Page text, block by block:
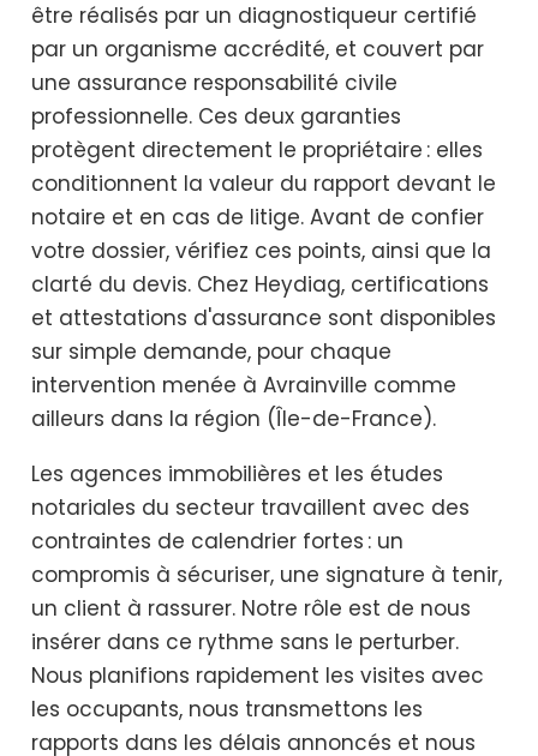
être réalisés par un diagnostiqueur certifié
par un organisme accrédité, et couvert par
une assurance responsabilité civile
professionnelle. Ces deux garanties
protègent directement le propriétaire : elles
conditionnent la valeur du rapport devant le
notaire et en cas de litige. Avant de confier
votre dossier, vérifiez ces points, ainsi que la
clarté du devis. Chez Heydiag, certifications
et attestations d'assurance sont disponibles
sur simple demande, pour chaque
intervention menée à Avrainville comme
ailleurs dans la région (Île-de-France).
Les agences immobilières et les études
notariales du secteur travaillent avec des
contraintes de calendrier fortes : un
compromis à sécuriser, une signature à tenir,
un client à rassurer. Notre rôle est de nous
insérer dans ce rythme sans le perturber.
Nous planifions rapidement les visites avec
les occupants, nous transmettons les
rapports dans les délais annoncés et nous